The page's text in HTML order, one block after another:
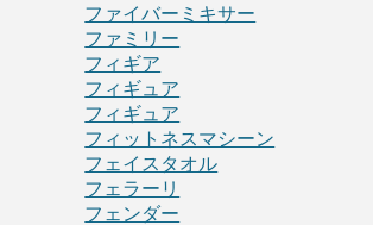
ファイバーミキサー
ファミリー
フィギア
フィギュア
フィギュア
フィットネスマシーン
フェイスタオル
フェラーリ
フェンダー